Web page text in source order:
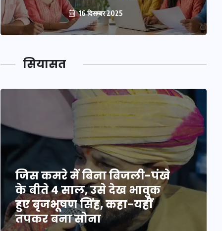
16 दिसम्बर 2025
सियासत
जिस कमरे में बिना बिजली-पंखे
के बीते 4 साल, उसे देख भावुक
हुए बृजभूषण सिंह, कहा-यहीं
तपकर बना सोना